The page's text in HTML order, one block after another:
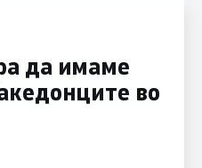
да имаме
во